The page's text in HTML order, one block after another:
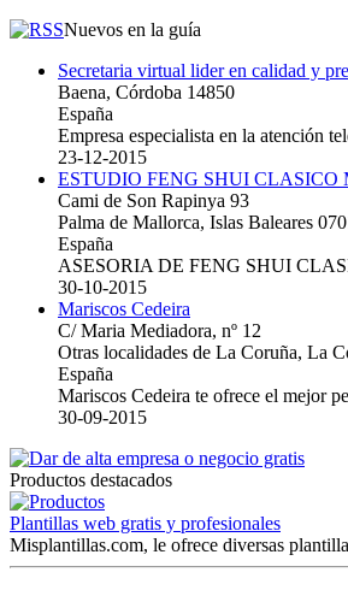
Nuevos en la guía
Secretaria virtual lider en calidad y
Baena, Córdoba 14850
España
Empresa especialista en la atención
23-12-2015
ESTUDIO FENG SHUI
Cami de Son Rapinya 93
Palma de Mallorca, Islas Baleares
España
ASESORIA DE FENG SHUI
30-10-2015
Mariscos Cedeira
C/ Maria Mediadora, nº 12
Otras localidades de La Coruña, La
España
Mariscos Cedeira te ofrece el mejor
30-09-2015
Productos destacados
Plantillas web gratis y profesionales
Misplantillas.com, le ofrece diversas